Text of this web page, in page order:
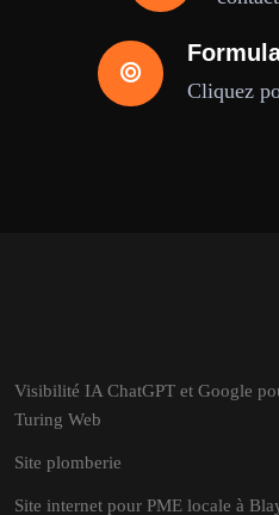
Cliquez
Visibilité IA ChatGPT et Google
Turing Web
Site plomberie
Site internet pour PME locale à